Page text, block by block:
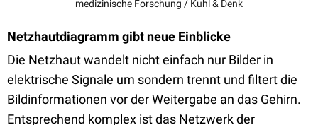
medizinische Forschung / Kuhl & Denk
Netzhautdiagramm gibt neue Einblicke
Die Netzhaut wandelt nicht einfach nur Bilder in
elektrische Signale um sondern trennt und filtert die
Bildinformationen vor der Weitergabe an das Gehirn.
Entsprechend komplex ist das Netzwerk der